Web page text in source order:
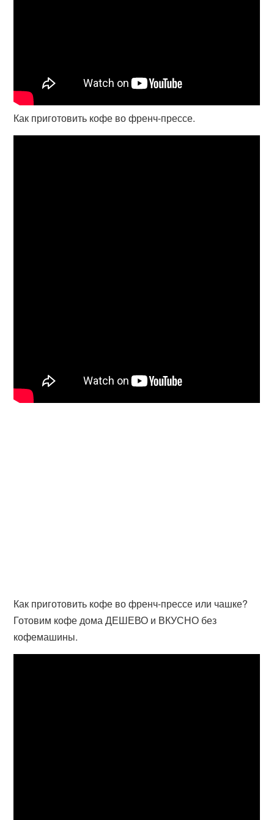
Как приготовить кофе во френч-прессе.
Как приготовить кофе во френч-прессе или чашке?
Готовим кофе дома ДЕШЕВО и ВКУСНО без
кофемашины.